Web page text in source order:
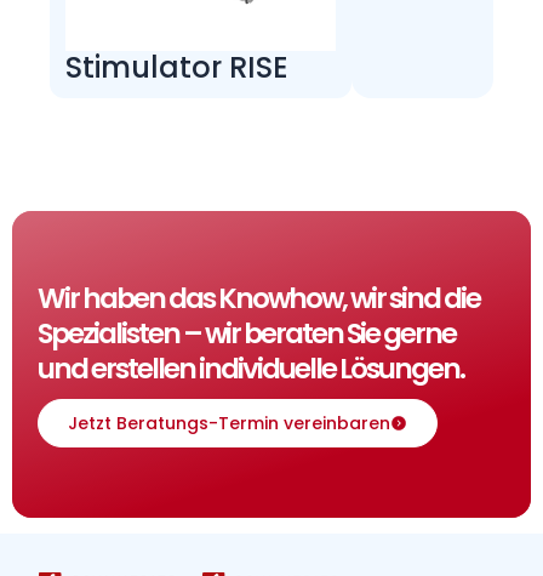
Stimulator RISE
Wir haben das Knowhow, wir sind die
Spezialisten – wir beraten Sie gerne
und erstellen individuelle Lösungen.
Jetzt Beratungs-Termin vereinbaren